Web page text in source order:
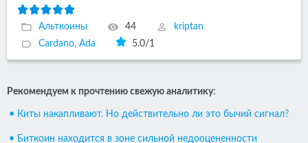
Альткоины 44
kriptan
Cardano, Ada 5.0/1
Рекомендуем к прочтению свежую аналитику:
• Киты накапливают. Но действительно ли это бычий сигнал?
• Биткоин находится в зоне сильной недооцененности